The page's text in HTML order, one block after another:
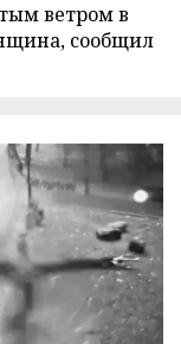
ветром в
сообщил